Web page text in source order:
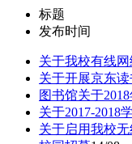
标题
发布时间
关于我校有线
关于开展京东
图书馆关于
关于2017-2018
关于启用我校